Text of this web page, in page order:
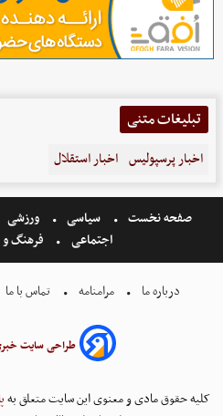
تبلیغات متنی
اخبار پرسپولیس اخبار استقلال
صفحه نخست سیاسی ورزشی
اجتماعی
فرهنگ و
درباره ما مرامنامه تماس با ما
طراحی سایت
کلیه حقوق مادی و معنوی این سایت متعلق به